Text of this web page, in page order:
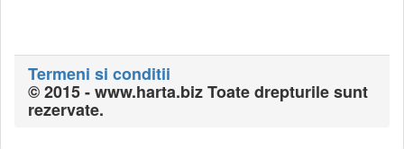
Termeni si conditii
© 2015 - www.harta.biz Toate drepturile sunt
rezervate.